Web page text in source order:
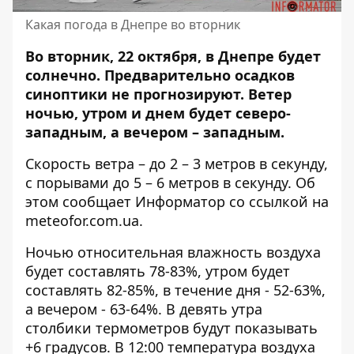
Какая погода в Днепре во вторник
Во вторник, 22 октября, в Днепре будет
солнечно. Предварительно осадков
синоптики не прогнозируют. Ветер
ночью, утром и днем ​​будет северо-
западным, а вечером – западным.
Скорость ветра – до 2 – 3 метров в секунду,
с порывами до 5 – 6 метров в секунду. Об
этом сообщает Информатор со ссылкой на
meteofor.com.ua.
Ночью относительная влажность воздуха
будет составлять 78-83%, утром будет
составлять 82-85%, в течение дня - 52-63%,
а вечером - 63-64%. В девять утра
столбики термометров будут показывать
+6 градусов. В 12:00 температура воздуха